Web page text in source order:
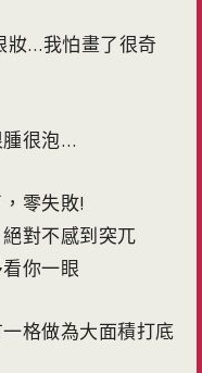
妝…我怕畫了很奇
腫很泡…
零失敗!
對不感到突兀
你一眼
格做為大面積打底